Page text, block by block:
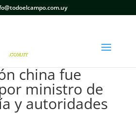
china fue
ministro de
y autoridades